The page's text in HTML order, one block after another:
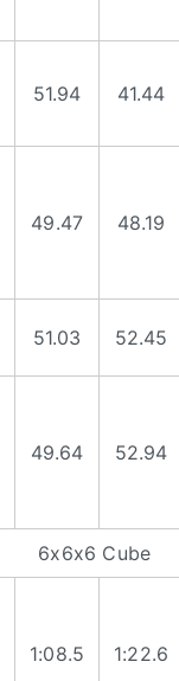
51.94 41.44
49.47 48.19
51.03 52.45
49.64 52.94
6x6x6 Cube
1:08.5 1:22.6